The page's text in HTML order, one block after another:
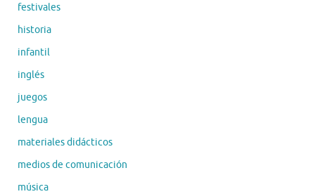
festivales
historia
infantil
inglés
juegos
lengua
materiales didácticos
medios de comunicación
música